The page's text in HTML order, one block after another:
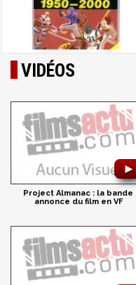
VIDÉOS
►
Project Almanac : la bande
annonce du film en VF